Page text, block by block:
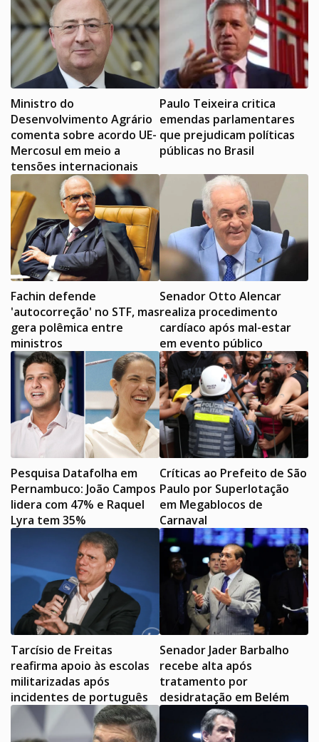
Ministro do
Desenvolvimento Agrário
comenta sobre acordo UE-
Mercosul em meio a
tensões internacionais
Paulo Teixeira critica
emendas parlamentares
que prejudicam políticas
públicas no Brasil
Fachin defende
'autocorreção' no STF, mas
gera polêmica entre
ministros
Senador Otto Alencar
realiza procedimento
cardíaco após mal-estar
em evento público
Pesquisa Datafolha em
Pernambuco: João Campos
lidera com 47% e Raquel
Lyra tem 35%
Críticas ao Prefeito de São
Paulo por Superlotação
em Megablocos de
Carnaval
Tarcísio de Freitas
reafirma apoio às escolas
militarizadas após
incidentes de português
Senador Jader Barbalho
recebe alta após
tratamento por
desidratação em Belém